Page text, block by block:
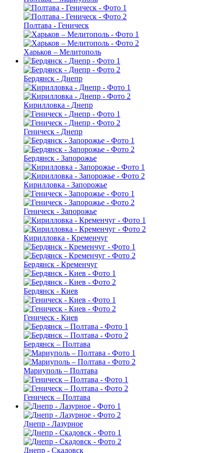
Полтава - Геническ
Харьков – Мелитополь
Бердянск - Днепр
Кирилловка - Днепр
Геническ - Днепр
Бердянск - Запорожье
Кирилловка - Запорожье
Геническ - Запорожье
Кирилловка - Кременчуг
Бердянск - Кременчуг
Бердянск - Киев
Геническ - Киев
Бердянск – Полтава
Мариуполь – Полтава
Геническ – Полтава
Днепр - Лазурное
Днепр - Скадовск